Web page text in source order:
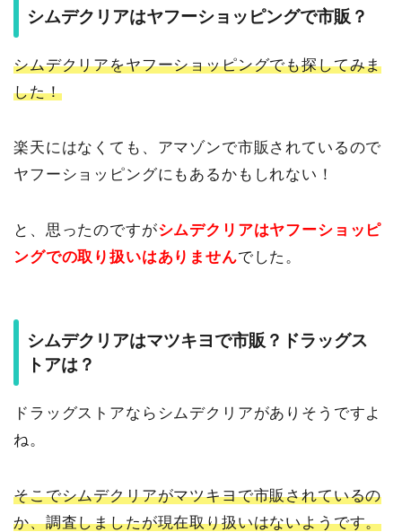
シムデクリアはヤフーショッピングで市販？
シムデクリアをヤフーショッピングでも探してみま
した！
楽天にはなくても、アマゾンで市販されているので
ヤフーショッピングにもあるかもしれない！
と、思ったのですがシムデクリアはヤフーショッピ
ングでの取り扱いはありませんでした。
シムデクリアはマツキヨで市販？ドラッグス
トアは？
ドラッグストアならシムデクリアがありそうですよ
ね。
そこでシムデクリアがマツキヨで市販されているの
か、調査しましたが現在取り扱いはないようです。